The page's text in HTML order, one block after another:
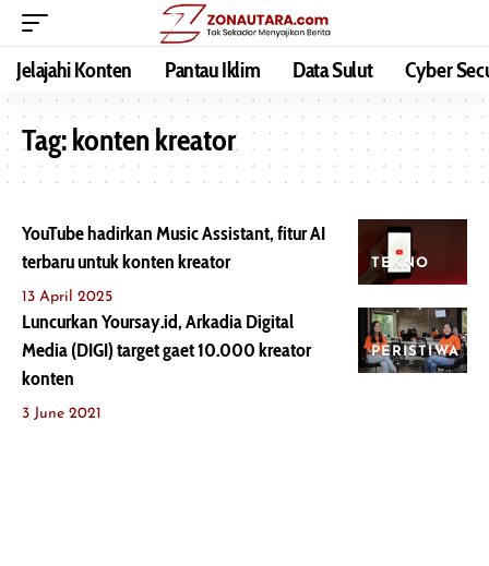
Jelajahi Konten Pantau Iklim Data Sulut Cyber
Tag:konten kreator
TEKNO
YouTube hadirkan Music Assistant, fitur AI
terbaru untuk konten kreator
13 April 2025
PERISTIWA
Luncurkan Yoursay.id, Arkadia Digital
Media (DIGI) target gaet 10.000 kreator
konten
3 June 2021